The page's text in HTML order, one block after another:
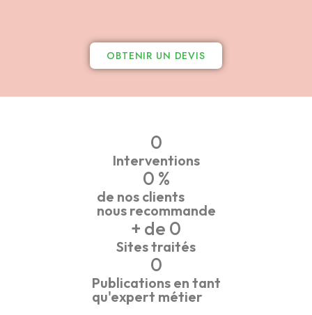
OBTENIR UN DEVIS
Interventions
0
de nos clients
nous recommande
0 %
Sites traités
+ de 0
Publications en tant
qu'expert métier
0